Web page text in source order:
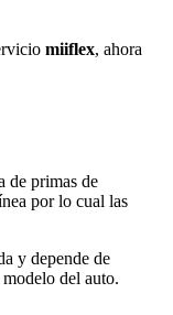
miiflex, ahora
de primas de
por lo cual las
y depende de
del auto.